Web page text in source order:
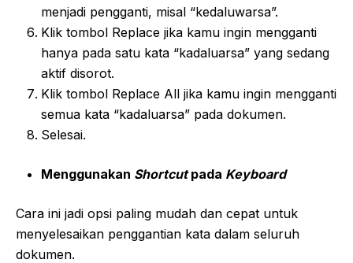
menjadi pengganti, misal “kedaluwarsa”.
Klik tombol Replace jika kamu ingin mengganti
hanya pada satu kata “kadaluarsa” yang sedang
aktif disorot.
Klik tombol Replace All jika kamu ingin mengganti
semua kata “kadaluarsa” pada dokumen.
Selesai.
Menggunakan Shortcutpada Keyboard
Cara ini jadi opsi paling mudah dan cepat untuk
menyelesaikan penggantian kata dalam seluruh
dokumen.